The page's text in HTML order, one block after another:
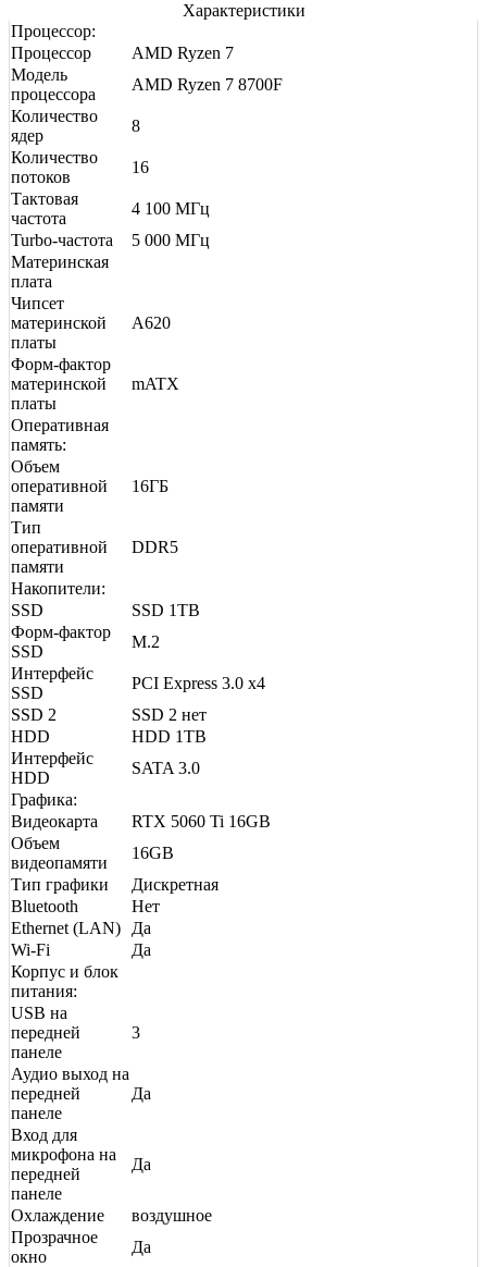
Характеристики
Процессор:
Процессор
AMD Ryzen 7
Модель
процессора
AMD Ryzen 7 8700F
Количество
ядер
8
Количество
потоков
16
Тактовая
частота
4 100 МГц
Turbo-частота
5 000 МГц
Материнская
плата
Чипсет
материнской
платы
A620
Форм-фактор
материнской
платы
mATX
Оперативная
память:
Объем
оперативной
памяти
16ГБ
Тип
оперативной
памяти
DDR5
Накопители:
SSD
SSD 1TB
Форм-фактор
SSD
M.2
Интерфейс
SSD
PCI Express 3.0 x4
SSD 2
SSD 2 нет
HDD
HDD 1TB
Интерфейс
HDD
SATA 3.0
Графика:
Видеокарта
RTX 5060 Ti 16GB
Объем
видеопамяти
16GB
Тип графики
Дискретная
Bluetooth
Нет
Ethernet (LAN)
Да
Wi-Fi
Да
Корпус и блок
питания:
USB на
передней
панеле
3
Аудио выход на
передней
панеле
Да
Вход для
микрофона на
передней
панеле
Да
Охлаждение
воздушное
Прозрачное
окно
Да